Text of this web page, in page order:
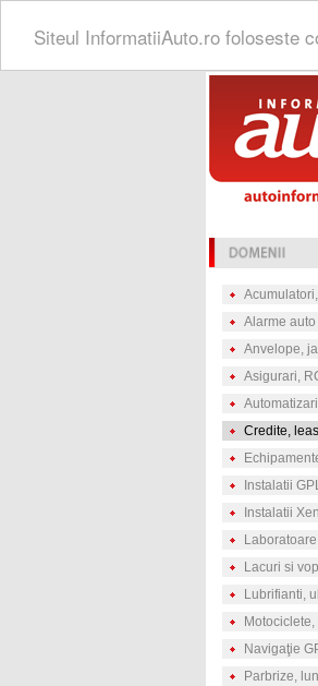
Siteul InformatiiAuto.ro foloseste
Alarme auto
Anvelope,
Asigurari,
Credite,
Instalatii
Instalatii
Lacuri si
Lubrifianti,
Motociclete,
Navigaţie
Parbrize,